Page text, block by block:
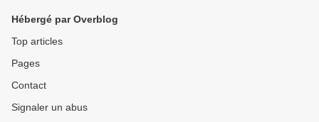
Hébergé par Overblog
Top articles
Pages
Contact
Signaler un abus